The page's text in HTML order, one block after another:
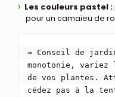
Les couleurs pastel :
pour un camaïeu de
⇒ Conseil de
monotonie,
de vos plantes.
cédez pas à la